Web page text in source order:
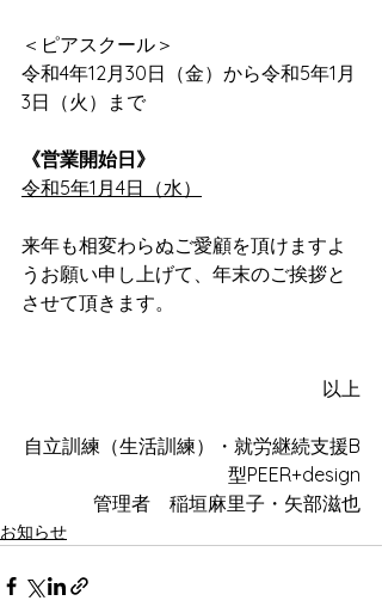
＜ピアスクール＞
令和4年12月30日（金）から令和5年1月
3日（火）まで
《営業開始日》
令和5年1月4日（水）
来年も相変わらぬご愛顧を頂けますよ
うお願い申し上げて、年末のご挨拶と
させて頂きます。
以上
自立訓練（生活訓練）・就労継続支援B
型PEER+design
管理者　稲垣麻里子・矢部滋也
お知らせ